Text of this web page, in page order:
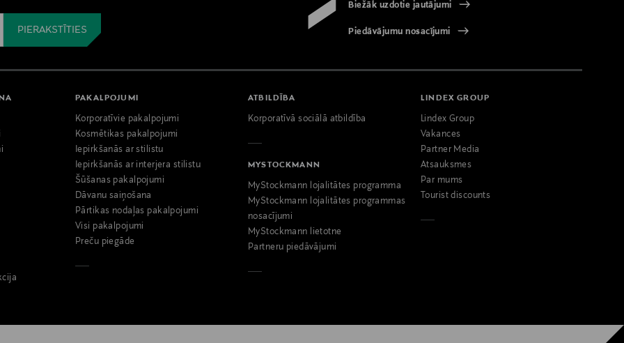
Biežāk uzdotie jautājumi
Piedāvājumu nosacījumi
PAKALPOJUMI
Korporatīvie pakalpojumi
Kosmētikas pakalpojumi
Iepirkšanās ar stilistu
Iepirkšanās ar interjera stilistu
Šūšanas pakalpojumi
Dāvanu saiņošana
Pārtikas nodaļas pakalpojumi
Visi pakalpojumi
Preču piegāde
ATBILDĪBA
Korporatīvā sociālā atbildība
MYSTOCKMANN
MyStockmann lojalitātes programma
MyStockmann lojalitātes programmas
nosacījumi
MyStockmann lietotne
Partneru piedāvājumi
LINDEX GROUP
Lindex Group
Vakances
Partner Media
Atsauksmes
Par mums
Tourist discounts